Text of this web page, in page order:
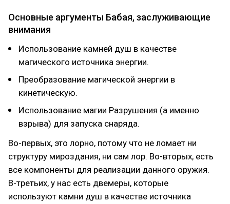
Основные аргументы Бабая, заслуживающие
внимания
Использование камней душ в качестве
магического источника энергии.
Преобразование магической энергии в
кинетическую.
Использование магии Разрушения (а именно
взрыва) для запуска снаряда.
Во-первых, это лорно, потому что не ломает ни
структуру мироздания, ни сам лор. Во-вторых, есть
все компоненты для реализации данного оружия.
В-третьих, у нас есть двемеры, которые
используют камни душ в качестве источника